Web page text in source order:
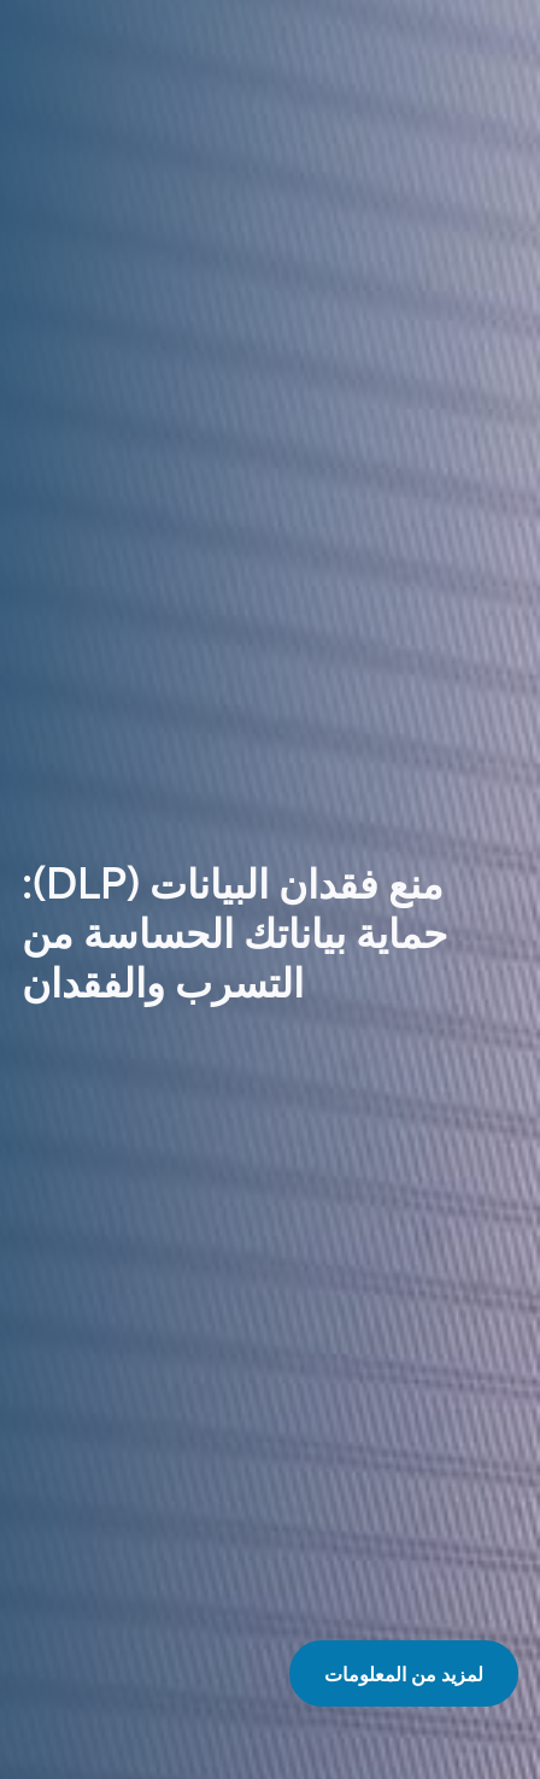
منع فقدان البيانات (DLP):
حماية بياناتك الحساسة من
التسرب والفقدان
لمزيد من المعلومات